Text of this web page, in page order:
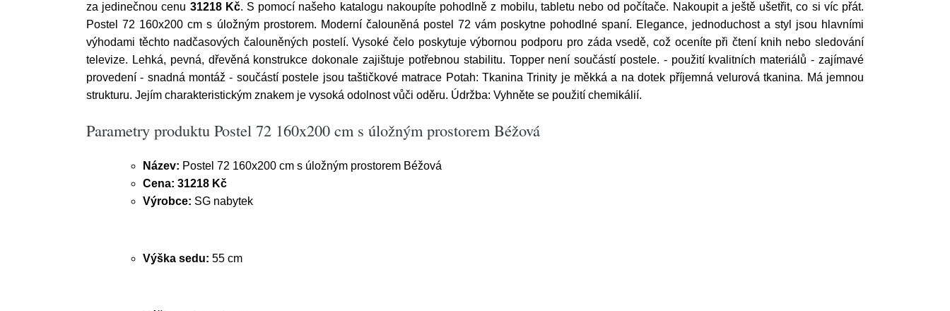
za jedinečnou cenu 31218 Kč. S pomocí našeho katalogu nakoupíte pohodlně z mobilu, tabletu nebo od počítače. Nakoupit a ještě ušetřit, co si víc přát.
Postel 72 160x200 cm s úložným prostorem. Moderní čalouněná postel 72 vám poskytne pohodlné spaní. Elegance, jednoduchost a styl jsou hlavními
výhodami těchto nadčasových čalouněných postelí. Vysoké čelo poskytuje výbornou podporu pro záda vsedě, což oceníte při čtení knih nebo sledování
televize. Lehká, pevná, dřevěná konstrukce dokonale zajištuje potřebnou stabilitu. Topper není součástí postele. - použití kvalitních materiálů - zajímavé
provedení - snadná montáž - součástí postele jsou taštičkové matrace Potah: Tkanina Trinity je měkká a na dotek příjemná velurová tkanina. Má jemnou
strukturu. Jejím charakteristickým znakem je vysoká odolnost vůči oděru. Údržba: Vyhněte se použití chemikálií.
Parametry produktu Postel 72 160x200 cm s úložným prostorem Béžová
Název: Postel 72 160x200 cm s úložným prostorem Béžová
Cena: 31218 Kč
Výrobce: SG nabytek
Výška sedu: 55 cm